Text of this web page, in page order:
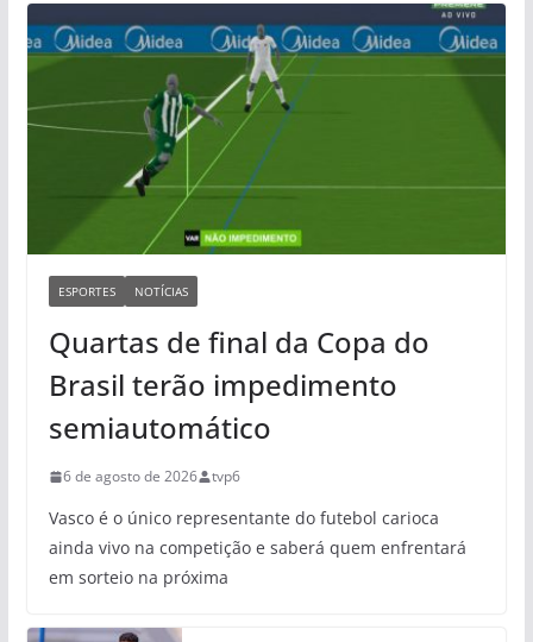
ESPORTES NOTÍCIAS
Quartas de final da Copa do
Brasil terão impedimento
semiautomático
6 de agosto de 2026 tvp6
Vasco é o único representante do futebol carioca
ainda vivo na competição e saberá quem enfrentará
em sorteio na próxima